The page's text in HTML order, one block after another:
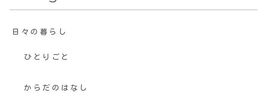
日々の暮らし
ひとりごと
からだのはなし